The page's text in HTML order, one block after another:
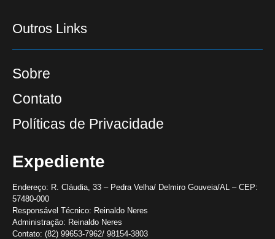
Outros Links
Sobre
Contato
Políticas de Privacidade
Expediente
Endereço: R. Cláudia, 33 – Pedra Velha/ Delmiro Gouveia/AL – CEP:
57480-000
Responsável Técnico: Reinaldo Neres
Administração: Reinaldo Neres
Contato: (82) 99653-7962/ 98154-3803